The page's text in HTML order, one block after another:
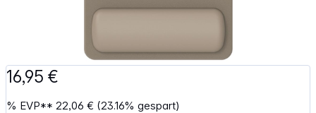
16,95 €
% EVP**22,06 € (23.16% gespart)